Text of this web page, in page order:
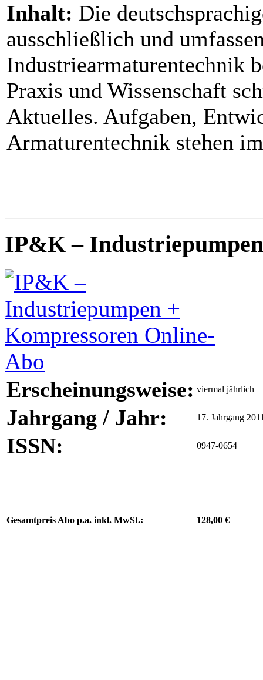
Inhalt: Die
ausschließlich und
Industriearmaturentechnik
Praxis und Wissenschaft
Aktuelles. Aufgaben,
Armaturentechnik stehen
IP&K –
Erscheinungsweise: viermal jährlich
Jahrgang / Jahr: 17. Jahrgang
ISSN: 0947-0654
Gesamtpreis Abo p.a. inkl. MwSt.: 128,00 €